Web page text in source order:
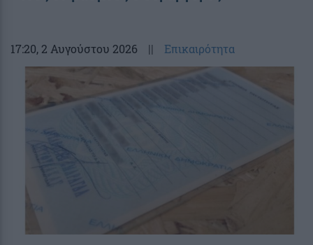
17:20, 2 Αυγούστου 2026 || Επικαιρότητα